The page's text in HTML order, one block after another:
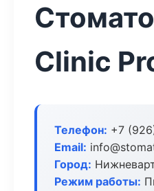
Clinic
Телефон: +7
Email:
Город:
Режим работы: